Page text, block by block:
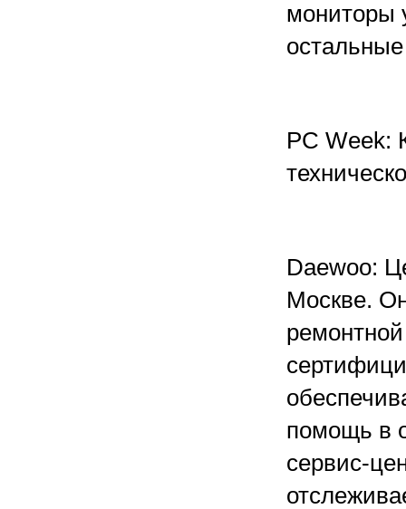
мониторы
PC Week:
Daewoo:
Москве.
помощь в
сервис-